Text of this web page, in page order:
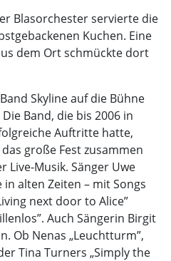
Blasorchester servierte die
Kuchen. Eine
dem Ort schmückte dort
Skyline auf die Bühne
Band, die bis 2006 in
Auftritte hatte,
große Fest zusammen
Live-Musik. Sänger Uwe
alten Zeiten – mit Songs
next door to Alice”
Auch Sängerin Birgit
Ob Nenas „Leuchtturm”,
Tina Turners „Simply the